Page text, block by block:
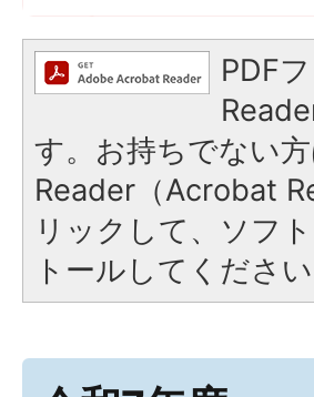
PDF
す。お持ちでない
Reader（Acrobat
リックして、ソフ
トールしてください